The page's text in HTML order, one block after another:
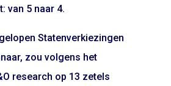
van 5 naar 4.
Statenverkiezingen
zou volgens het
research op 13 zetels